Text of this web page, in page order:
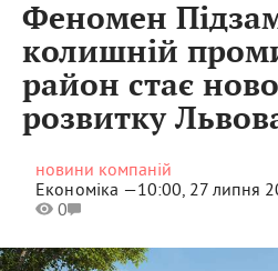
Феномен
колишній
район стає
розвитку
новини компаній
Економіка —10:00, 27 липня
0